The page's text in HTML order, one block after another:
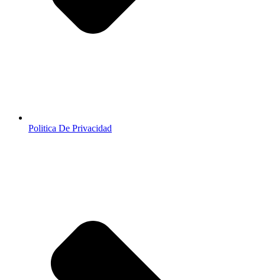
Politica De Privacidad